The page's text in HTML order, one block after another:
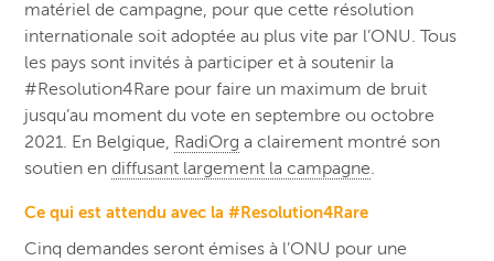
matériel de campagne, pour que cette résolution
internationale soit adoptée au plus vite par l’ONU. Tous
les pays sont invités à participer et à soutenir la
#Resolution4Rare pour faire un maximum de bruit
jusqu’au moment du vote en septembre ou octobre
2021. En Belgique, RadiOrg a clairement montré son
soutien endiffusant largement la campagne.
Ce qui est attendu avec la #Resolution4Rare
Cinq demandes seront émises à l’ONU pour une